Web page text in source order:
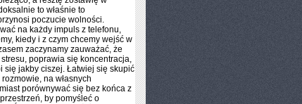
to właśnie to
poczucie wolności.
na każdy impuls z telefonu,
kiedy i z czym chcemy wejść w
zaczynamy zauważać, że
poprawia się koncentracja,
się jakby ciszej. Łatwiej się skupić
na własnych
porównywać się bez końca z
by pomyśleć o